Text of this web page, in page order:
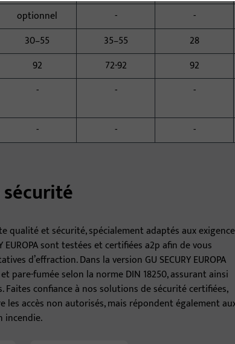
optionnel - -
30–55 35–55 28
92 72-92 92
- - -
- - -
et sécurité, spécialement adaptés aux
sont testées et certifiées a2p afin de vous
d’effraction. Dans la version GU SECURY EUROPA
pare-fumée selon la norme DIN 18250, assurant ainsi
confiance à nos solutions de sécurité certifiées,
accès non autorisés, mais répondent également
incendie.